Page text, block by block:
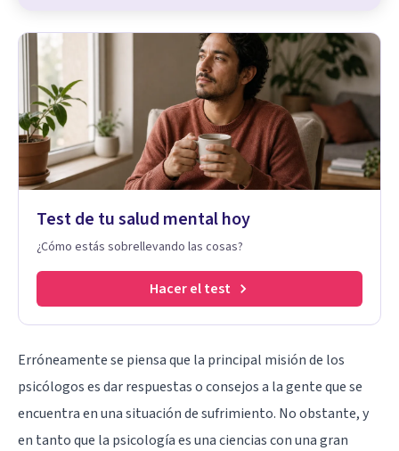
Test de tu salud mental hoy
¿Cómo estás sobrellevando las cosas?
Hacer el test
Erróneamente se piensa que la principal misión de los
psicólogos es dar respuestas o consejos a la gente que se
encuentra en una situación de sufrimiento. No obstante, y
en tanto que la psicología es una ciencias con una gran